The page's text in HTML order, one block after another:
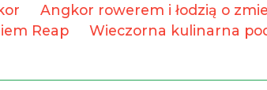
Angkor rowerem i łodzią o
Reap
Wieczorna kulinarna